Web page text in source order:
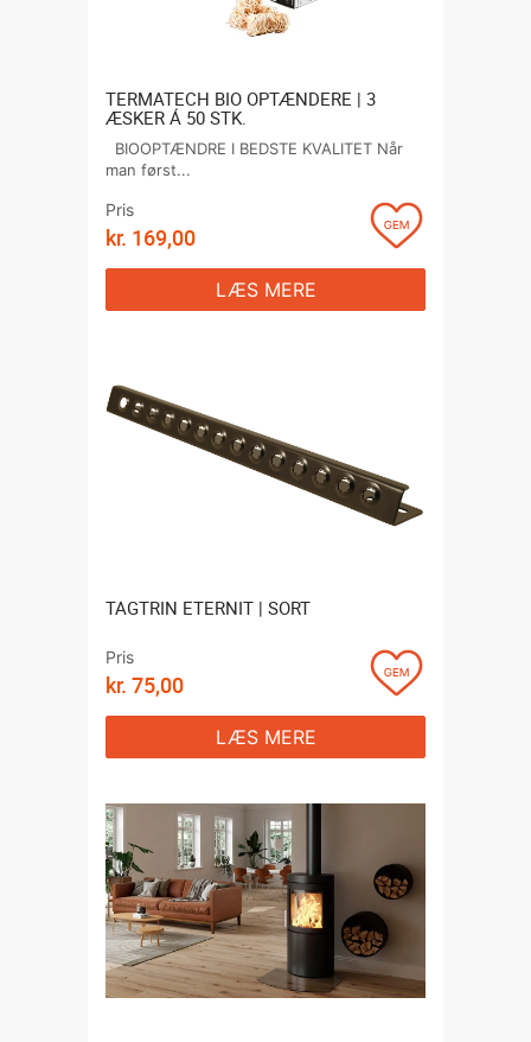
TERMATECH BIO OPTÆNDERE | 3
ÆSKER Á 50 STK.
BIOOPTÆNDRE I BEDSTE KVALITET Når
man først...
Pris
kr. 169,00
LÆS MERE
TAGTRIN ETERNIT | SORT
Pris
kr. 75,00
LÆS MERE